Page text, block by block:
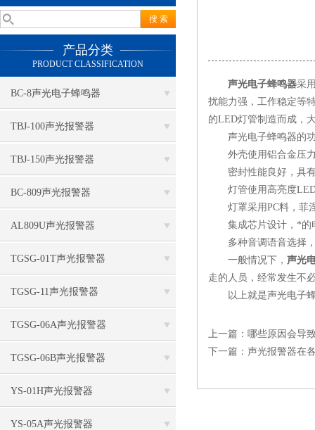
产品分类
PRODUCT CLASSIFICATION
BC-8声光电子蜂鸣器
TBJ-100声光报警器
TBJ-150声光报警器
BC-809声光报警器
AL809U声光报警器
TGSG-01T声光报警器
TGSG-11声光报警器
TGSG-06A声光报警器
TGSG-06B声光报警器
YS-01H声光报警器
YS-05A声光报警器
声光电子蜂鸣器采
扰能力强，工作稳定等
的LED灯管制造而成，
声光电子蜂鸣器的功
外壳使用铝合金压力
密封性能良好，具有
灯管使用高亮度LED
灯罩采用PC料，菲涅
集成芯片设计，*的
多种音调语音选择，
一般情况下， 声光
走的人员，经常发生不
以上就是声光电子蜂
上一篇： 哪些原因会导
下一篇： 声光报警器在